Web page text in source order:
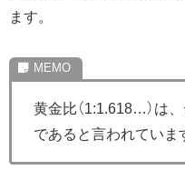
ます。
黄金比（1:1.618…）は
であると言われていま